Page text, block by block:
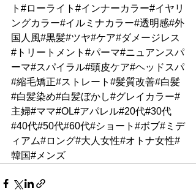
ト#ローライト#インナーカラー#イヤリ
ングカラー#イルミナカラー#透明感#外
国人風#黒髪#ツヤ#ケア#ダメージレス
#トリートメント#パーマ#ニュアンスパ
ーマ#スパイラル#頭皮ケア#ヘッドスパ
#縮毛矯正#ストレート#髪質改善#白髪
#白髪染め#白髪ぼかし#グレイカラー#
主婦#ママ#OL#アパレル#20代#30代
#40代#50代#60代#ショート#ボブ#ミデ
ィアム#ロング#大人女性#オトナ女性#
韓国#メンズ